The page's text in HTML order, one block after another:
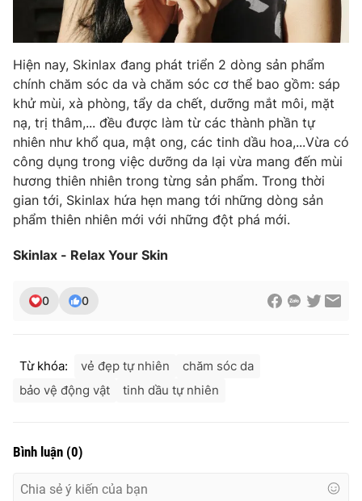
Hiện nay, Skinlax đang phát triển 2 dòng sản phẩm
chính chăm sóc da và chăm sóc cơ thể bao gồm: sáp
khử mùi, xà phòng, tẩy da chết, dưỡng mắt môi, mặt
nạ, trị thâm,... đều được làm từ các thành phần tự
nhiên như khổ qua, mật ong, các tinh dầu hoa,...Vừa có
công dụng trong việc dưỡng da lại vừa mang đến mùi
hương thiên nhiên trong từng sản phẩm. Trong thời
gian tới, Skinlax hứa hẹn mang tới những dòng sản
phẩm thiên nhiên mới với những đột phá mới.
Skinlax - Relax Your Skin
0 0
Từ khóa: vẻ đẹp tự nhiên
chăm sóc da
bảo vệ động vật
tinh dầu tự nhiên
Bình luận (0)